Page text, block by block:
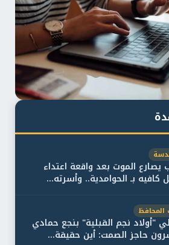
يصارع الموت بعد واقعة اعتداء
كافيه بـ الحوامدية.. وأسرته...
المحافظ
"أولاد نجم القبلية" بنجع حمادي
حاجز الصمت: أين حقيقة...